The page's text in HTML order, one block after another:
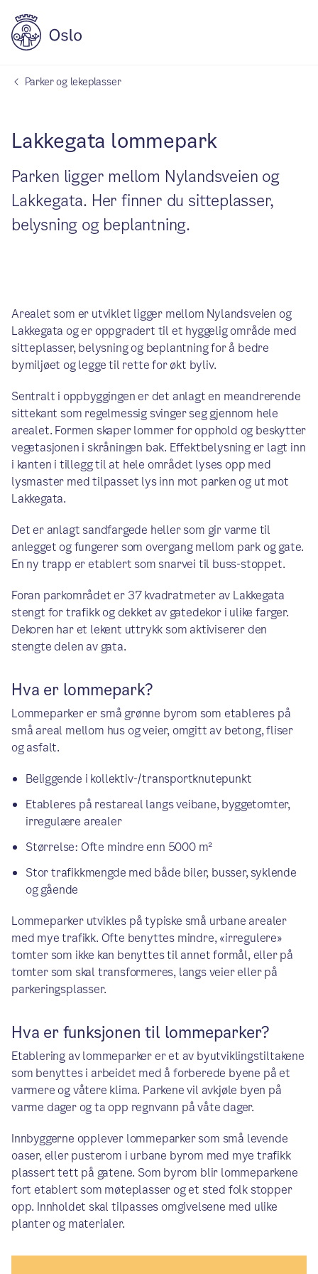
Parker og lekeplasser
Lakkegata lommepark
Parken ligger mellom Nylandsveien og
Lakkegata. Her finner du sitteplasser,
belysning og beplantning.
Arealet som er utviklet ligger mellom Nylandsveien og
Lakkegata og er oppgradert til et hyggelig område med
sitteplasser, belysning og beplantning for å bedre
bymiljøet og legge til rette for økt byliv.
Sentralt i oppbyggingen er det anlagt en meandrerende
sittekant som regelmessig svinger seg gjennom hele
arealet. Formen skaper lommer for opphold og beskytter
vegetasjonen i skråningen bak. Effektbelysning er lagt inn
i kanten i tillegg til at hele området lyses opp med
lysmaster med tilpasset lys inn mot parken og ut mot
Lakkegata.
Det er anlagt sandfargede heller som gir varme til
anlegget og fungerer som overgang mellom park og gate.
En ny trapp er etablert som snarvei til buss-stoppet.
Foran parkområdet er 37 kvadratmeter av Lakkegata
stengt for trafikk og dekket av gatedekor i ulike farger.
Dekoren har et lekent uttrykk som aktiviserer den
stengte delen av gata.
Hva er lommepark?
Lommeparker er små grønne byrom som etableres på
små areal mellom hus og veier, omgitt av betong, fliser
og asfalt.
Beliggende i kollektiv-/transportknutepunkt
Etableres på restareal langs veibane, byggetomter,
irregulære arealer
Størrelse: Ofte mindre enn 5000 m²
Stor trafikkmengde med både biler, busser, syklende
og gående
Lommeparker utvikles på typiske små urbane arealer
med mye trafikk. Ofte benyttes mindre, «irregulere»
tomter som ikke kan benyttes til annet formål, eller på
tomter som skal transformeres, langs veier eller på
parkeringsplasser.
Hva er funksjonen til lommeparker?
Etablering av lommeparker er et av byutviklingstiltakene
som benyttes i arbeidet med å forberede byene på et
varmere og våtere klima. Parkene vil avkjøle byen på
varme dager og ta opp regnvann på våte dager.
Innbyggerne opplever lommeparker som små levende
oaser, eller pusterom i urbane byrom med mye trafikk
plassert tett på gatene. Som byrom blir lommeparkene
fort etablert som møteplasser og et sted folk stopper
opp. Innholdet skal tilpasses omgivelsene med ulike
planter og materialer.